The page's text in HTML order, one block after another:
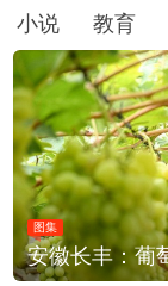
小说
教育
忙